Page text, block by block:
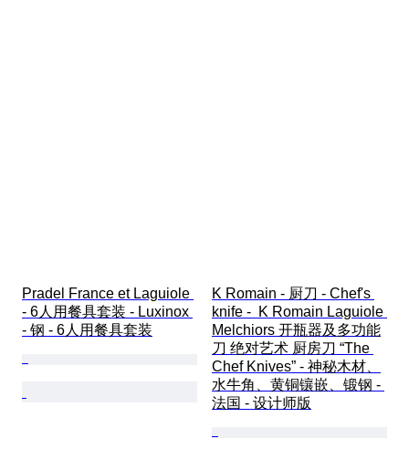
Pradel France et Laguiole
- 6人用餐具套装 - Luxinox
- 钢 - 6人用餐具套装
K Romain - 厨刀 - Chef's
knife -  K Romain Laguiole
Melchiors 开瓶器及多功能
刀 绝对艺术 厨房刀 “The
Chef Knives” - 神秘木材、
水牛角、黄铜镶嵌、锻钢 -
法国 - 设计师版